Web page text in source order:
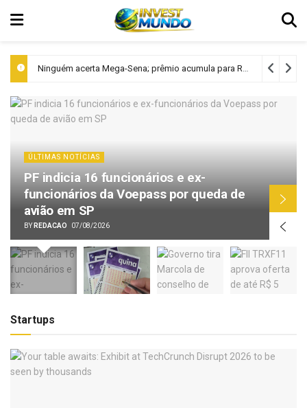
Ninguém acerta Mega-Sena; prêmio acumula para R$ 165 milhões
ÚLTIMAS NOTÍCIAS
PF indicia 16 funcionários e ex-
funcionários da Voepass por queda de
avião em SP
BY REDACAO 07/08/2026
Startups